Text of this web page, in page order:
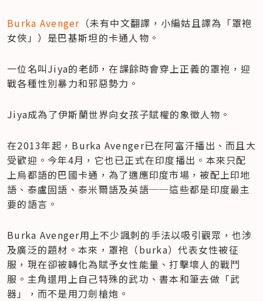
Burka Avenger （未有中文翻譯，小編姑且譯為「罩袍
女俠」）是巴基斯坦的卡通人物。
一位名叫Jiya的老師，在課餘時會穿上正義的罩袍，迎
戰各種性別暴力和邪惡勢力。
Jiya成為了伊斯蘭世界向女孩子賦權的象徵人物。
在2013年起，Burka Avenger已在阿富汗播出、而且大
受歡迎。今年4月，它也已正式在印度播出。本來只配
上烏都語的巴國卡通，為了適應印度市場，被配上印地
語、泰盧固語、泰米爾語及英語──這些都是印度最主
要的語言。
Burka Avenger用上不少諷刺的手法以吸引觀眾，也涉
及廣泛的題材。本來，罩袍（burka）代表女性被征
服，現在卻被轉化為賦予女性能量、打擊壞人的戰鬥
服。主角還用上自己特殊的武功、書本和筆去做「武
器」，而不是用刀劍槍炮。